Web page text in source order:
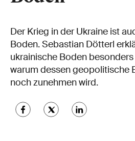
Der Krieg in der Ukraine ist
Boden. Sebastian Dötterl
ukrainische Boden
warum dessen geopolitische
noch zunehmen wird.